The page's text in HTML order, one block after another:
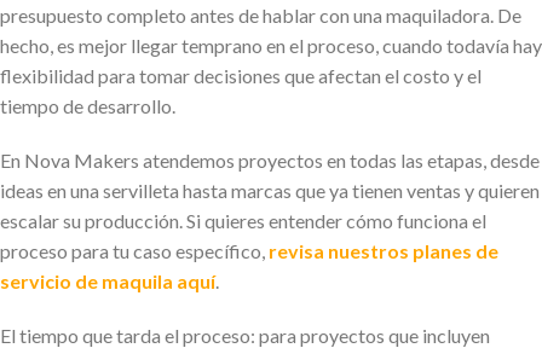
presupuesto completo antes de hablar con una maquiladora. De
hecho, es mejor llegar temprano en el proceso, cuando todavía hay
flexibilidad para tomar decisiones que afectan el costo y el
tiempo de desarrollo.
En Nova Makers atendemos proyectos en todas las etapas, desde
ideas en una servilleta hasta marcas que ya tienen ventas y quieren
escalar su producción. Si quieres entender cómo funciona el
proceso para tu caso específico, revisa nuestros planes de
servicio de maquila aquí.
El tiempo que tarda el proceso: para proyectos que incluyen